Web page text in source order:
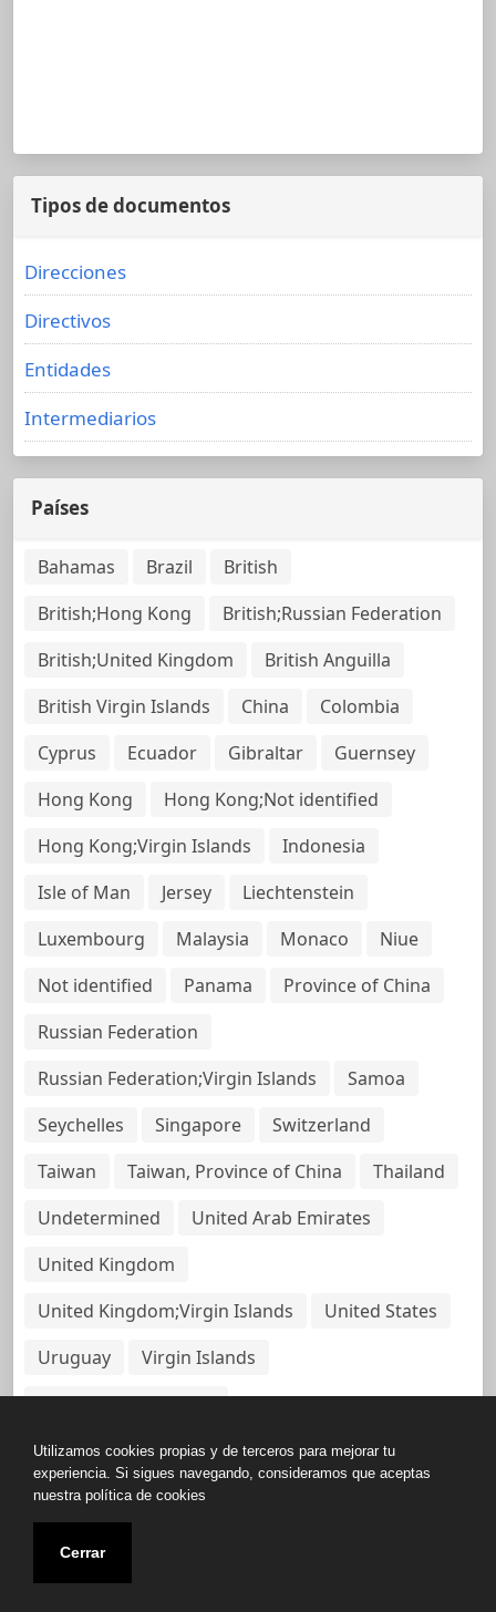
Tipos de documentos
Direcciones
Directivos
Entidades
Intermediarios
Países
Bahamas Brazil
British
British;Hong Kong
British;Russian Federation
British;United Kingdom
British Anguilla
British Virgin Islands
China
Colombia
Cyprus
Ecuador Gibraltar
Guernsey
Hong Kong
Hong Kong;Not identified
Hong Kong;Virgin Islands
Indonesia
Isle of Man
Jersey
Liechtenstein
Luxembourg
Malaysia Monaco
Niue
Not identified
Panama
Province of China
Russian Federation
Russian Federation;Virgin Islands
Samoa
Seychelles
Singapore
Switzerland
Taiwan
Taiwan, Province of China
Thailand
Undetermined
United Arab Emirates
United Kingdom
United Kingdom;Virgin Islands
United States
Uruguay
Virgin Islands
Virgin Islands, British
Copyright © All rights reserved.
Base de Datos de Papeles Del Panamá
Utilizamos cookies propias y de terceros para mejorar tu
experiencia. Si sigues navegando, consideramos que aceptas
nuestra política de cookies
Cerrar